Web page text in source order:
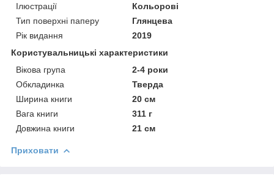
Ілюстрації
Кольорові
Тип поверхні паперу
Глянцева
Рік видання
2019
Користувальницькі характеристики
Вікова група
2-4 роки
Обкладинка
Тверда
Ширина книги
20 см
Вага книги
311 г
Довжина книги
21 см
Приховати